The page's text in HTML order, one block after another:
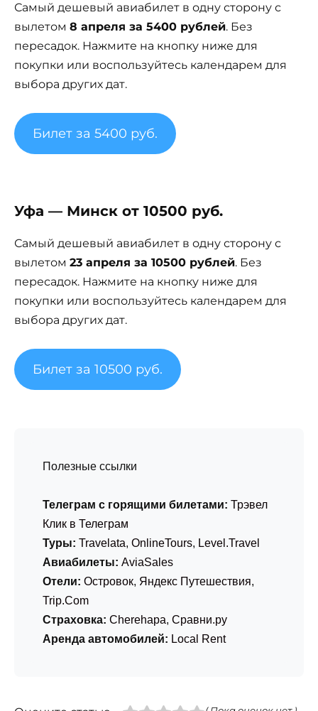
Самый дешевый авиабилет в одну сторону с
вылетом 8 апреля за 5400 рублей. Без
пересадок. Нажмите на кнопку ниже для
покупки или воспользуйтесь календарем для
выбора других дат.
Билет за 5400 руб.
Уфа — Минск от 10500 руб.
Самый дешевый авиабилет в одну сторону с
вылетом 23 апреля за 10500 рублей. Без
пересадок. Нажмите на кнопку ниже для
покупки или воспользуйтесь календарем для
выбора других дат.
Билет за 10500 руб.
Полезные ссылки
Телеграм с горящими билетами: Трэвел
Клик в Телеграм
Туры: Travelata, OnlineTours, Level.Travel
Авиабилеты: AviaSales
Отели: Островок, Яндекс Путешествия,
Trip.Com
Страховка: Cherehapa, Сравни.ру
Аренда автомобилей: Local Rent